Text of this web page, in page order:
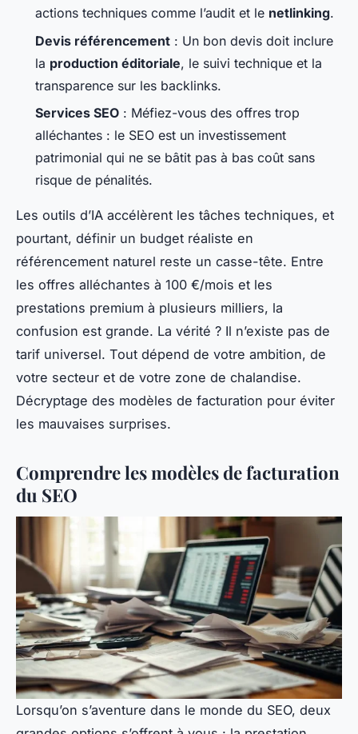
actions techniques comme l’audit et le netlinking.
Devis référencement : Un bon devis doit inclure
la production éditoriale, le suivi technique et la
transparence sur les backlinks.
Services SEO : Méfiez-vous des offres trop
alléchantes : le SEO est un investissement
patrimonial qui ne se bâtit pas à bas coût sans
risque de pénalités.
Les outils d’IA accélèrent les tâches techniques, et
pourtant, définir un budget réaliste en
référencement naturel reste un casse-tête. Entre
les offres alléchantes à 100 €/mois et les
prestations premium à plusieurs milliers, la
confusion est grande. La vérité ? Il n’existe pas de
tarif universel. Tout dépend de votre ambition, de
votre secteur et de votre zone de chalandise.
Décryptage des modèles de facturation pour éviter
les mauvaises surprises.
Comprendre les modèles de facturation
du SEO
Lorsqu’on s’aventure dans le monde du SEO, deux